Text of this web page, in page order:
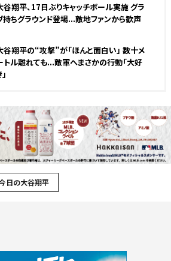
谷翔平、17日ぶりキャッチボール実施 グラ
持ちグラウンド登場...敵地ファンから歓声
谷翔平の“攻撃”が「ほんと面白い」 数十メ
トル離れても...敵軍へまさかの行動「大好
日の大谷翔平